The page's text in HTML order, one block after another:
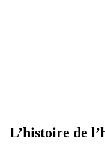
L’histoire de